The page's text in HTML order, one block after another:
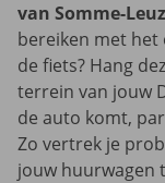
van Somme-
bereiken met het
de fiets? Hang
terrein van jouw
de auto komt,
Zo vertrek je
jouw huurwagen